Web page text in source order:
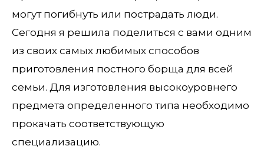
могут погибнуть или пострадать люди.
Сегодня я решила поделиться с вами одним
из своих самых любимых способов
приготовления постного борща для всей
семьи. Для изготовления высокоуровнего
предмета определенного типа необходимо
прокачать соответствующую
специализацию.